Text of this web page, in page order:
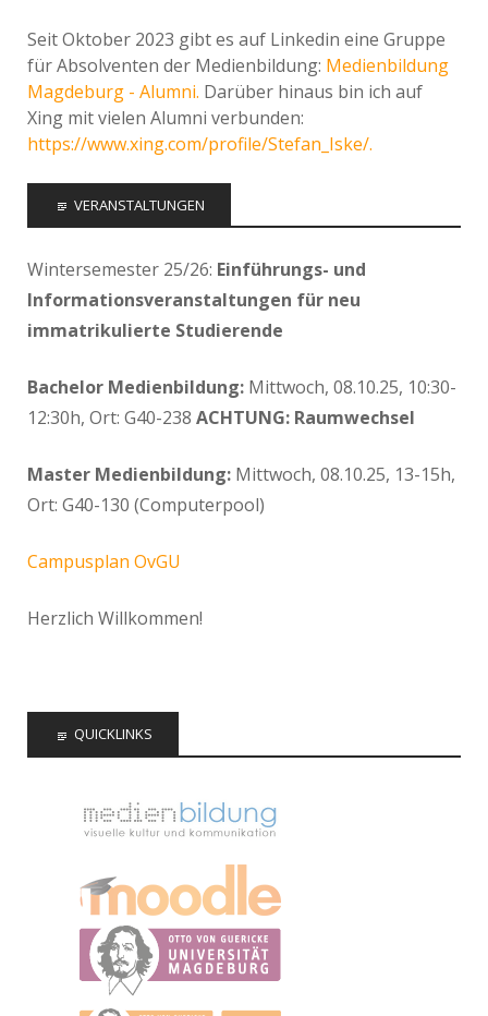
Seit Oktober 2023 gibt es auf Linkedin eine Gruppe
für Absolventen der Medienbildung: Medienbildung
Magdeburg - Alumni. Darüber hinaus bin ich auf
Xing mit vielen Alumni verbunden:
https://www.xing.com/profile/Stefan_Iske/.
VERANSTALTUNGEN
Wintersemester 25/26: Einführungs- und
Informationsveranstaltungen für neu
immatrikulierte Studierende
Bachelor Medienbildung: Mittwoch, 08.10.25, 10:30-
12:30h, Ort: G40-238 ACHTUNG: Raumwechsel
Master Medienbildung: Mittwoch, 08.10.25, 13-15h,
Ort: G40-130 (Computerpool)
Campusplan OvGU
Herzlich Willkommen!
QUICKLINKS